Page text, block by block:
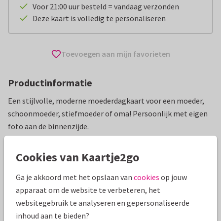
Voor 21:00 uur besteld = vandaag verzonden
Deze kaart is volledig te personaliseren
Toevoegen aan mijn favorieten
Productinformatie
Een stijlvolle, moderne moederdagkaart voor een moeder,
schoonmoeder, stiefmoeder of oma! Persoonlijk met eigen
foto aan de binnenzijde.
Moederdag kaarten Paperhugs - by Lidy
Specificaties bij deze kaart
Cookies van Kaartje2go
Ga je akkoord met het opslaan van cookies op jouw
apparaat om de website te verbeteren, het
websitegebruik te analyseren en gepersonaliseerde
inhoud aan te bieden?